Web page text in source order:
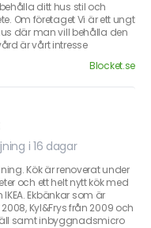
ditt hus stil och
Om företaget Vi är ett ungt
där man vill behålla den
är vårt intresse
Blocket.se
i 16 dagar
Kök är renoverat under
och ett helt nytt kök med
Ekbänkar som är
Kyl&Frys från 2009 och
samt inbyggnadsmicro